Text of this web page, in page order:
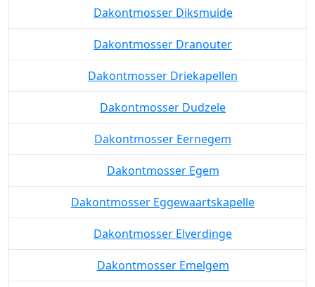
Dakontmosser Diksmuide
Dakontmosser Dranouter
Dakontmosser Driekapellen
Dakontmosser Dudzele
Dakontmosser Eernegem
Dakontmosser Egem
Dakontmosser Eggewaartskapelle
Dakontmosser Elverdinge
Dakontmosser Emelgem